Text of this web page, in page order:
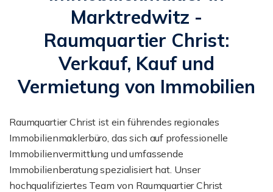
Marktredwitz -
Raumquartier Christ:
Verkauf, Kauf und
Vermietung von Immobilien
Raumquartier Christ ist ein führendes regionales
Immobilienmaklerbüro, das sich auf professionelle
Immobilienvermittlung und umfassende
Immobilienberatung spezialisiert hat. Unser
hochqualifiziertes Team von Raumquartier Christ